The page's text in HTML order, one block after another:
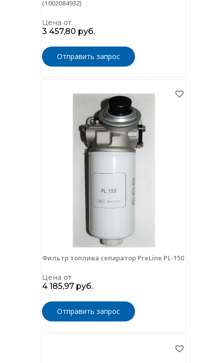
(1002084932)
Цена от
3 457,80 руб.
Отправить запрос
Фильтр топлива сепаратор PreLine PL-150
Цена от
4 185,97 руб.
Отправить запрос